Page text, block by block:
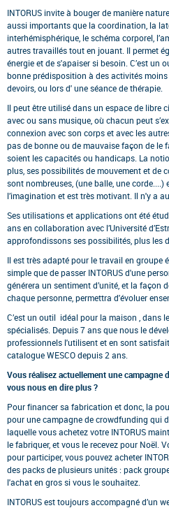
INTORUS invite à bouger de manière
aussi importants que la coordination, la
interhémisphérique, le schéma corporel,
autres travaillés tout en jouant. Il permet
énergie et de s'apaiser si besoin. C’est un
bonne prédisposition à des activités
devoirs, ou lors d' une séance de thérapie.
Il peut être utilisé dans un espace de libre
avec ou sans musique, où chacun peut
connexion avec son corps et avec les
pas de bonne ou de mauvaise façon de le
soient les capacités ou handicaps. La
plus, ses possibilités de mouvement et de
sont nombreuses, (une balle, une corde....)
l’imagination et est très motivant. Il n'y a
Ses utilisations et applications ont été
ans en collaboration avec l’Université
approfondissons ses possibilités, plus les
Il est très adapté pour le travail en groupe
simple que de passer INTORUS d'une
générera un sentiment d’unité, et la façon
chaque personne, permettra d'évoluer
C’est un outil idéal pour la maison , dans
spécialisés. Depuis 7 ans que nous le
professionnels l'utilisent et en sont
catalogue WESCO depuis 2 ans.
Vous réalisez actuellement une
vous nous en dire plus ?
Pour financer sa fabrication et donc, la
pour une campagne de crowdfunding qui
laquelle vous achetez votre INTORUS
le fabriquer, et vous le recevez pour Noël.
pour participer, vous pouvez acheter
des packs de plusieurs unités : pack
l'achat en gros si vous le souhaitez.
INTORUS est toujours accompagné d’un